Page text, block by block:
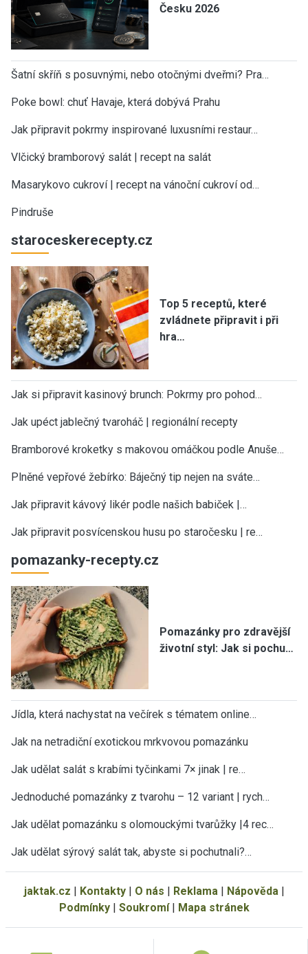
Česku 2026
Šatní skříň s posuvnými, nebo otočnými dveřmi? Pra…
Poke bowl: chuť Havaje, která dobývá Prahu
Jak připravit pokrmy inspirované luxusními restaur…
Vlčický bramborový salát | recept na salát
Masarykovo cukroví | recept na vánoční cukroví od…
Pindruše
staroceskerecepty.cz
Top 5 receptů, které
zvládnete připravit i při
hra…
Jak si připravit kasinový brunch: Pokrmy pro pohod…
Jak upéct jablečný tvaroháč | regionální recepty
Bramborové kroketky s makovou omáčkou podle Anuše…
Plněné vepřové žebírko: Báječný tip nejen na sváte…
Jak připravit kávový likér podle našich babiček |…
Jak připravit posvícenskou husu po staročesku | re…
pomazanky-recepty.cz
Pomazánky pro zdravější
životní styl: Jak si pochu…
Jídla, která nachystat na večírek s tématem online…
Jak na netradiční exotickou mrkvovou pomazánku
Jak udělat salát s krabími tyčinkami 7× jinak | re…
Jednoduché pomazánky z tvarohu – 12 variant | rych…
Jak udělat pomazánku s olomouckými tvarůžky |4 rec…
Jak udělat sýrový salát tak, abyste si pochutnali?…
jaktak.cz | Kontakty| O nás | Reklama| Nápověda|
Podmínky| Soukromí| Mapa stránek